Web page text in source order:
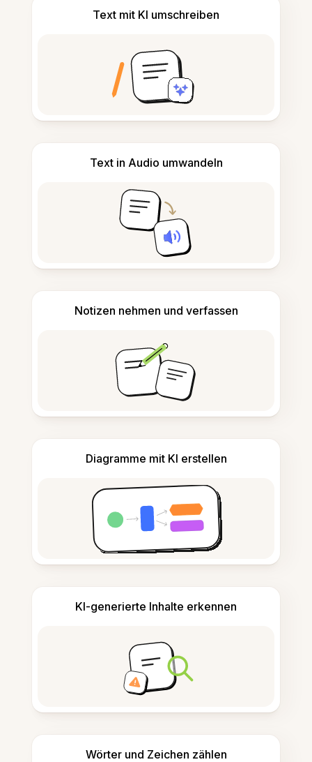
Text mit KI umschreiben
Text in Audio umwandeln
Notizen nehmen und verfassen
Diagramme mit KI erstellen
KI-generierte Inhalte erkennen
Wörter und Zeichen zählen